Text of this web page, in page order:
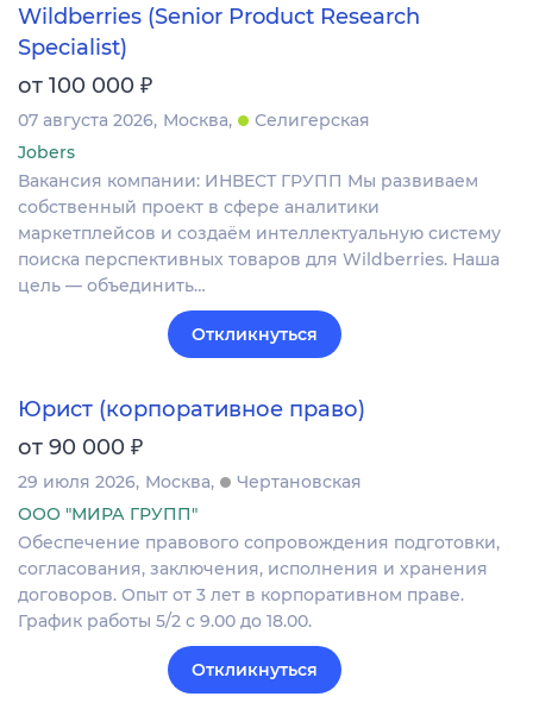
Wildberries (Senior Product Research
Specialist)
от 100 000 ₽
07 августа 2026 Москва
Селигерская
Jobers
Вакансия компании: ИНВЕСТ ГРУПП Мы развиваем
собственный проект в сфере аналитики
маркетплейсов и создаём интеллектуальную систему
поиска перспективных товаров для Wildberries. Наша
цель — объединить…
Откликнуться
Юрист (корпоративное право)
от 90 000 ₽
29 июля 2026 Москва
Чертановская
ООО "МИРА ГРУПП"
Обеспечение правового сопровождения подготовки,
согласования, заключения, исполнения и хранения
договоров. Опыт от 3 лет в корпоративном праве.
График работы 5/2 с 9.00 до 18.00.
Откликнуться